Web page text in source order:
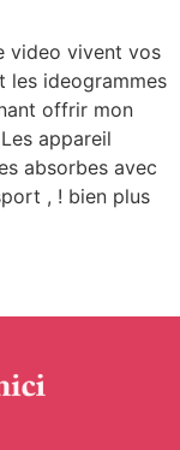
video vivent vos
les ideogrammes
offrir mon
appareil
absorbes avec
, ! bien plus